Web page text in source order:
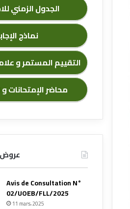
الجدول الزمني
نماذج
التقييم المستمر و
محاضر الإمتحانات
Avis de Consultation N°
02/UOEB/FLL/2025
11 mars، 2025